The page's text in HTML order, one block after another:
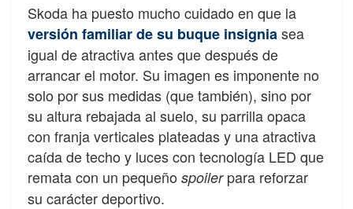
Skoda ha puesto mucho cuidado en que la
versión familiar de su buque insigniasea
igual de atractiva antes que después de
arrancar el motor. Su imagen es imponente no
solo por sus medidas (que también), sino por
su altura rebajada al suelo, su parrilla opaca
con franja verticales plateadas y una atractiva
caída de techo y luces con tecnología LED que
remata con un pequeño spoilerpara reforzar
su carácter deportivo.